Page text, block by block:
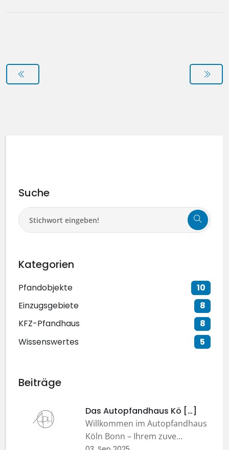
Suche
Kategorien
Pfandobjekte
10
Einzugsgebiete
8
KFZ-Pfandhaus
8
Wissenswertes
5
Beiträge
Das Autopfandhaus Kö […]
Willkommen im Autopfandhaus
Köln Bonn – Ihrem zuve...